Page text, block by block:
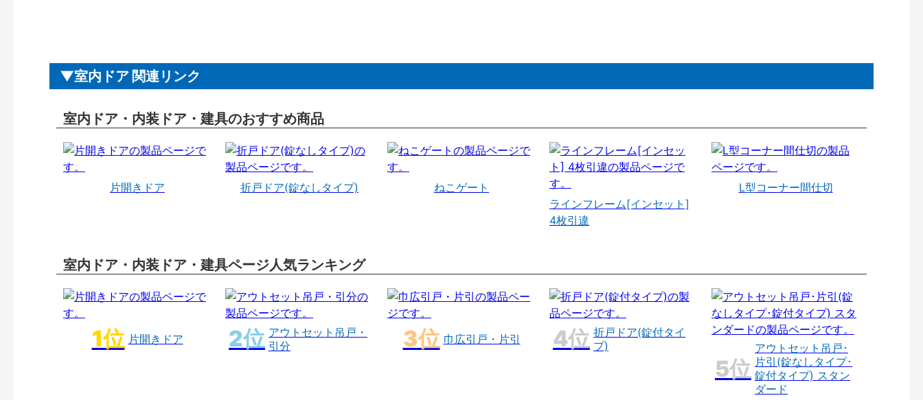
室内ドア 関連リンク
室内ドア・内装ドア・建具のおすすめ商品
片開きドア 折戸ドア(錠なしタイプ)
ねこゲート
ラインフレーム[インセット]
4枚引違
L型コーナー間仕切
室内ドア・内装ドア・建具ページ人気ランキング
片開きドア
アウトセット吊戸・
引分
巾広引戸・片引
折戸ドア(錠付タイ
プ)
アウトセット吊戸･
片引(錠なしタイプ･
錠付タイプ) スタン
ダード